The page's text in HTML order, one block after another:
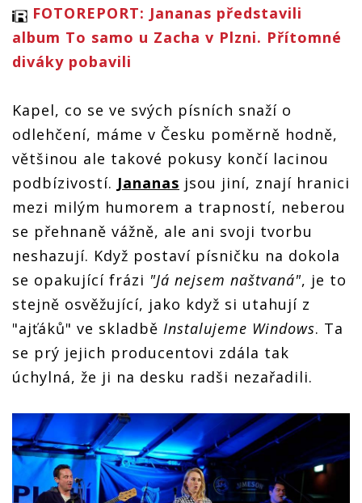
FOTOREPORT: Jananas představili
album To samo u Zacha v Plzni. Přítomné
diváky pobavili
Kapel, co se ve svých písních snaží o
odlehčení, máme v Česku poměrně hodně,
většinou ale takové pokusy končí lacinou
podbízivostí. Jananas jsou jiní, znají hranici
mezi milým humorem a trapností, neberou
se přehnaně vážně, ale ani svoji tvorbu
neshazují. Když postaví písničku na dokola
se opakující frázi "Já nejsem naštvaná", je to
stejně osvěžující, jako když si utahují z
"ajťáků" ve skladbě Instalujeme Windows. Ta
se prý jejich producentovi zdála tak
úchylná, že ji na desku radši nezařadili.